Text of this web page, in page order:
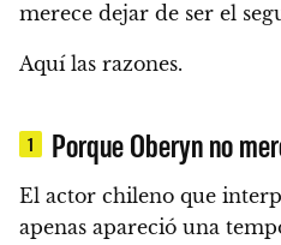
merece dejar de ser el
Aquí las razones.
1 Porque Oberyn no
El actor chileno que
apenas apareció una